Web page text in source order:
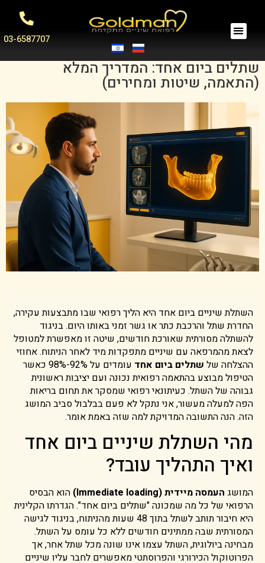
03-6587707
שתלים ביום אחד: המדריך המלא
(התאמה, שיטות ומחירים)
השתלת שיניים ביום אחד היא הליך רפואי שבו מתבצעות עקירה,
החדרת שתל והרכבת כתר או גשר זמני באותו היום. בניגוד
להשתלה מסורתית שאורכת חודשים, שיטה זו מאפשרת למטופל
לצאת מהמרפאה עם שיניים מתפקדות מיד לאחר הניתוח. אחוזי
ההצלחה של שתלים ביום אחד
עומדים על 92%-98% כאשר
הטיפול מבוצע בהתאמה רפואית נכונה ועם יציבות ראשונית
גבוהה של השתל. כעיתונאי רפואי שמסקר את תחום בריאות
הפה למעלה מעשור, אני נתקל לא פעם בבלבול סביב המושג
הזה. הנה התשובה המדויקת למה שזה באמת אומר.
מהי השתלת שיניים ביום אחד
ואיך התהליך עובד?
המושג העמסה מיידית (Immediate loading)
הוא הבסיס
הרפואי של כל מה שמכונה "שתלים ביום אחד". הגדרתו הקלינית
היא חיבור תותב לשתל בתוך 48 שעות מהניתוח, בניגוד לגישה
המסורתית שבה ממתינים חודשים ללא כל עומס על השתל.
מבחינה ביולוגית, השתל עצמו אינו שונה מכל שתל אחר, אך
הפרוטוקול הכירורגי והפרוסתטי מאפשרים לחבר עליו שיניים